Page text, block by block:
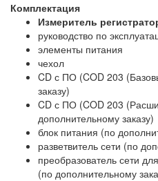
Комплектация
Измеритель
руководство по
элементы питания
чехол
CD с ПО (COD 203
заказу)
CD с ПО (COD 203
дополнительному заказу)
блок питания (по
разветвитель сети (по
преобразователь сети
(по дополнительному